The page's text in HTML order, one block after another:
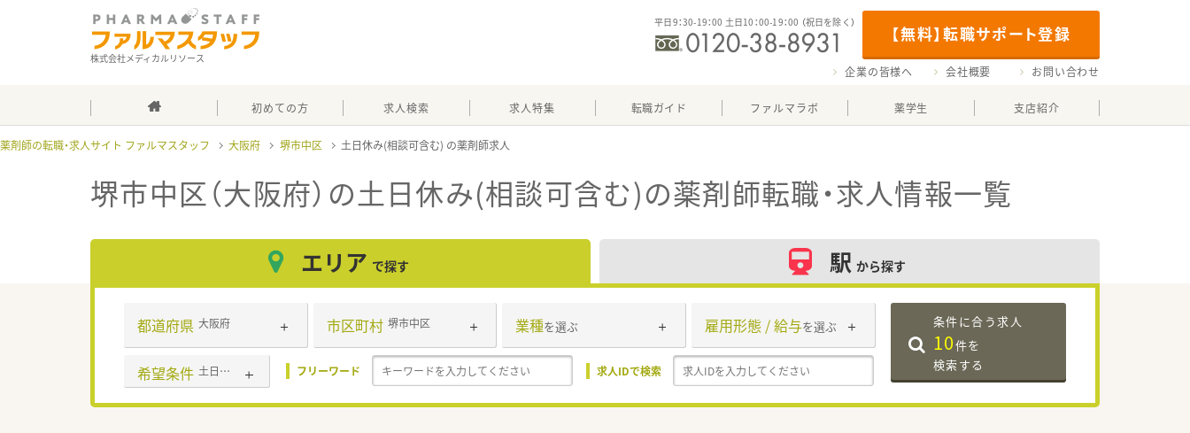
株式会社メディカルリソース
【無料】転職サポート登録
平日9：30-19：00 土日10：00-19：00 （祝日を除く）
企業の皆様へ 会社概要 お問い合わせ
初めての方 求人検索 求人特集 転職ガイド ファルマラボ 薬学生 支店紹介
薬剤師の転職・求人サイト ファルマスタッフ 大阪府 堺市中区 土日休み(相談可含む)
堺市中区（大阪府）の土日休み(相談可含む)の薬剤師転職・求人情報一覧
エリア で探す 駅 から探す
都道府県 大阪府 市区町村 堺市中区 業種を選ぶ 雇用形態 / 給与を選ぶ
希望条件 土日休み(相談可含む) フリーワード 求人IDで検索
条件に合う求人
10件を
検索する